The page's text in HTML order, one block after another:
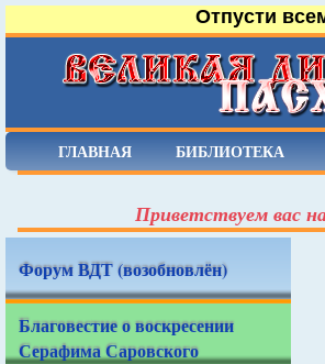
Отпусти
ГЛАВНАЯ БИБЛИОТЕКА
Приветствуем вас
Форум ВДТ (возобновлён)
Благовестие о воскресении
Серафима Саровского